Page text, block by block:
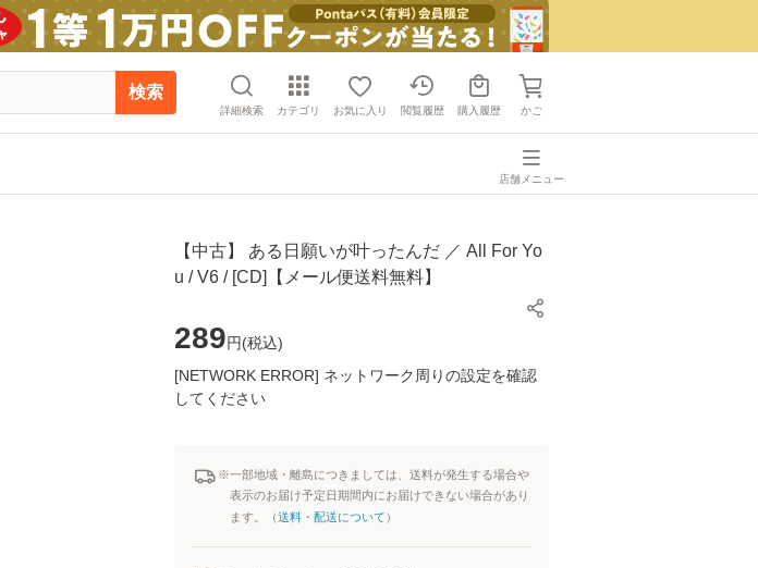
検索
詳細検索 カテゴリ お気に入り 閲覧履歴 購入履歴 かご
店舗メニュー
【中古】 ある日願いが叶ったんだ ／ All For Yo
u / V6 / [CD]【メール便送料無料】
289円(税込)
[NETWORK ERROR] ネットワーク周りの設定を確認
してください
※一部地域・離島につきましては、送料が発生する場合や
表示のお届け予定日期間内にお届けできない場合があり
ます。（送料・配送について ）